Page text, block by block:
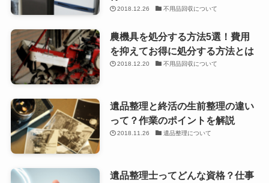
2018.12.26 不用品回収について
農機具を処分する方法5選！費用
を抑えてお得に処分する方法とは
2018.12.20 不用品回収について
遺品整理と終活の生前整理の違い
って？作業のポイントを解説
2018.11.26 遺品整理について
遺品整理士ってどんな資格？仕事